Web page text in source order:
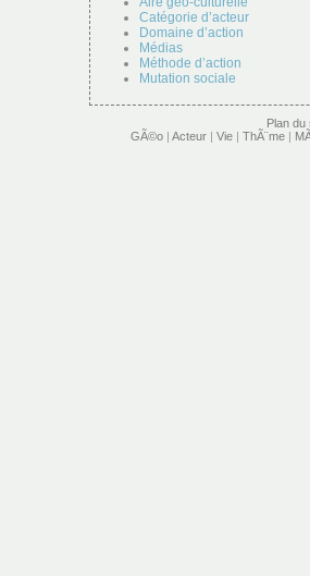
Catégorie d’acteur
Domaine d’action
Médias
Méthode d’action
Mutation sociale
Plan du
GÃ©o | Acteur | Vie | ThÃ¨me |